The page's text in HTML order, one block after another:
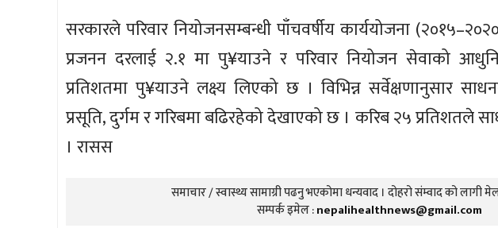
सरकारले परिवार नियोजनसम्बन्धी पाँचवर्षीय कार्ययोजना
प्रजनन दरलाई २.१ मा पु¥याउने र परिवार नियोजन सेवाको
प्रतिशतमा पु¥याउने लक्ष्य लिएको छ । विभिन्न सर्वेक्षणानुसार
प्रसूति, दुर्गम र गरिबमा बढिरहेको देखाएको छ । करिब २५ प्रतिशतले
। रासस
समाचार / स्वास्थ्य सामाग्री पढनु भएकोमा धन्यवाद । दोहरो संम्वाद को लागी
सम्पर्क इमेल :nepalihealthnews@gmail.com